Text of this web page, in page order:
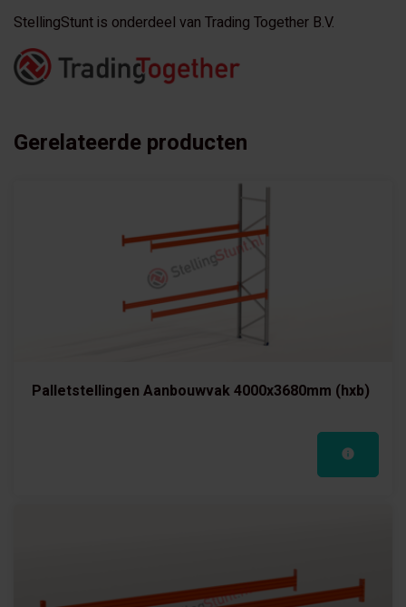
StellingStunt is onderdeel van Trading Together B.V.
Gerelateerde producten
Palletstellingen Aanbouwvak 4000x3680mm (hxb)